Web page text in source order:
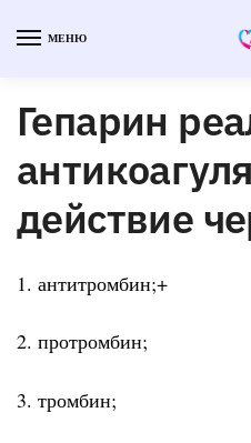
МЕНЮ
Гепарин
действие
1. антитромбин;+
2. протромбин;
3. тромбин;